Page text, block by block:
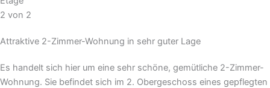
2 von 2
Attraktive 2-Zimmer-Wohnung in sehr guter Lage
Es handelt sich hier um eine sehr schöne, gemütliche 2-Zimmer-
Wohnung. Sie befindet sich im 2. Obergeschoss eines gepflegten